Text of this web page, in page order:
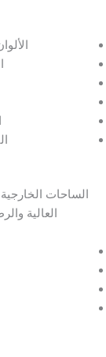
الساحات
العالية